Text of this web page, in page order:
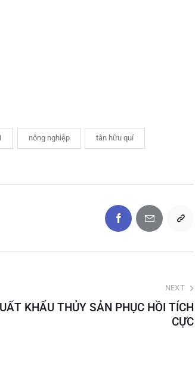
nông nghiệp tân hữu quí
NEXT
KHẨU THỦY SẢN PHỤC HỒI TÍCH
CỰC